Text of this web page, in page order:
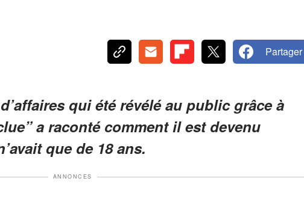
Partager
qui été révélé au public grâce à
a raconté comment il est devenu
que de 18 ans.
ANNONCES